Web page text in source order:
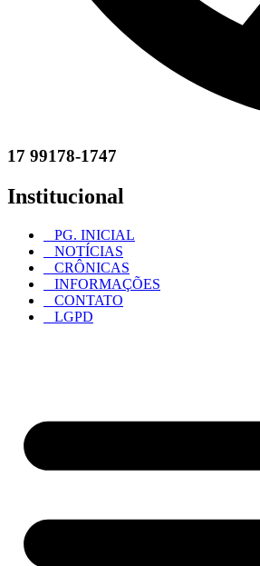
17 99178-1747
Institucional
PG. INICIAL
NOTÍCIAS
CRÔNICAS
INFORMAÇÕES
CONTATO
LGPD